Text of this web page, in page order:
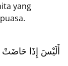
yang
...أَلَيْسَ إِذَا